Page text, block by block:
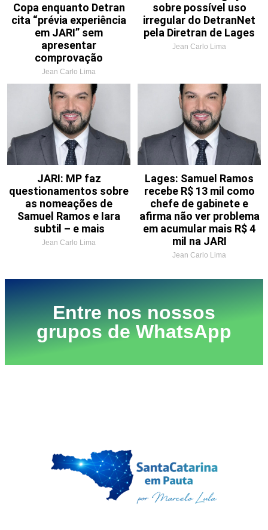
Copa enquanto Detran
cita “prévia experiência
em JARI” sem
apresentar
comprovação
Jean Carlo Lima
sobre possível uso
irregular do DetranNet
pela Diretran de Lages
Jean Carlo Lima
JARI: MP faz
questionamentos sobre
as nomeações de
Samuel Ramos e Iara
subtil – e mais
Jean Carlo Lima
Lages: Samuel Ramos
recebe R$ 13 mil como
chefe de gabinete e
afirma não ver problema
em acumular mais R$ 4
mil na JARI
Jean Carlo Lima
Entre nos nossos
grupos de WhatsApp